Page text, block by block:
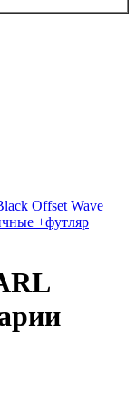
Offset Wave
+футляр